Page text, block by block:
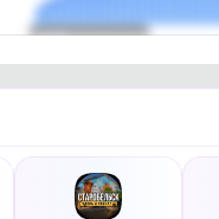
Посмотреть